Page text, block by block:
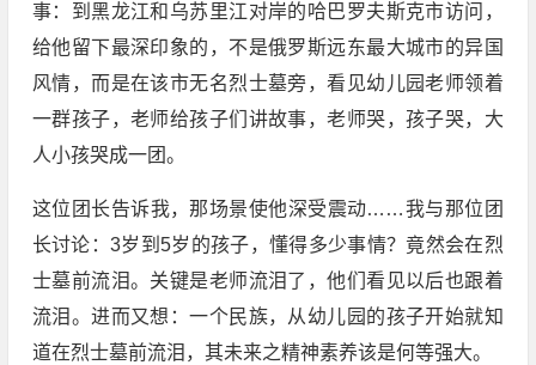
事：到黑龙江和乌苏里江对岸的哈巴罗夫斯克市访问，
给他留下最深印象的，不是俄罗斯远东最大城市的异国
风情，而是在该市无名烈士墓旁，看见幼儿园老师领着
一群孩子，老师给孩子们讲故事，老师哭，孩子哭，大
人小孩哭成一团。
这位团长告诉我，那场景使他深受震动……我与那位团
长讨论：3岁到5岁的孩子，懂得多少事情？竟然会在烈
士墓前流泪。关键是老师流泪了，他们看见以后也跟着
流泪。进而又想：一个民族，从幼儿园的孩子开始就知
道在烈士墓前流泪，其未来之精神素养该是何等强大。